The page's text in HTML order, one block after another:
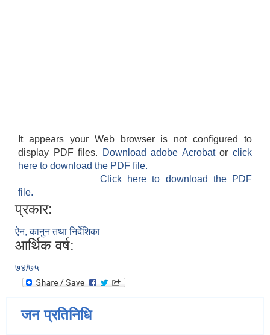
It appears your Web browser is not configured to
display PDF files.
Download adobe Acrobatorclick
here to download the PDF file.
Click here to download the PDF
file.
प्रकार:
ऐन, कानुन तथा निर्देशिका
आर्थिक वर्ष:
७४/७५
जन प्रतिनिधि